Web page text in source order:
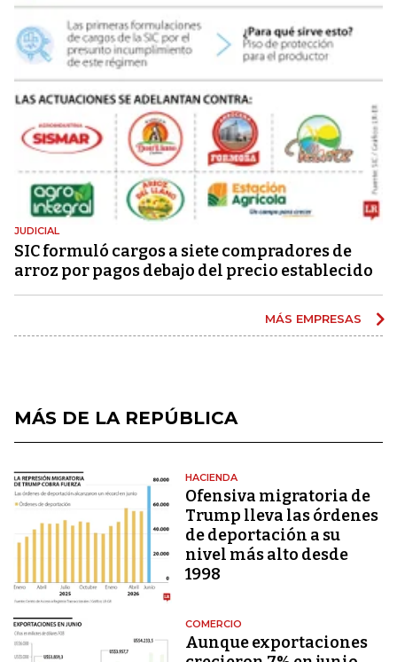
JUDICIAL
SIC formuló cargos a siete compradores de
arroz por pagos debajo del precio establecido
MÁS EMPRESAS
MÁS DE LA REPÚBLICA
HACIENDA
Ofensiva migratoria de
Trump lleva las órdenes
de deportación a su
nivel más alto desde
1998
COMERCIO
Aunque exportaciones